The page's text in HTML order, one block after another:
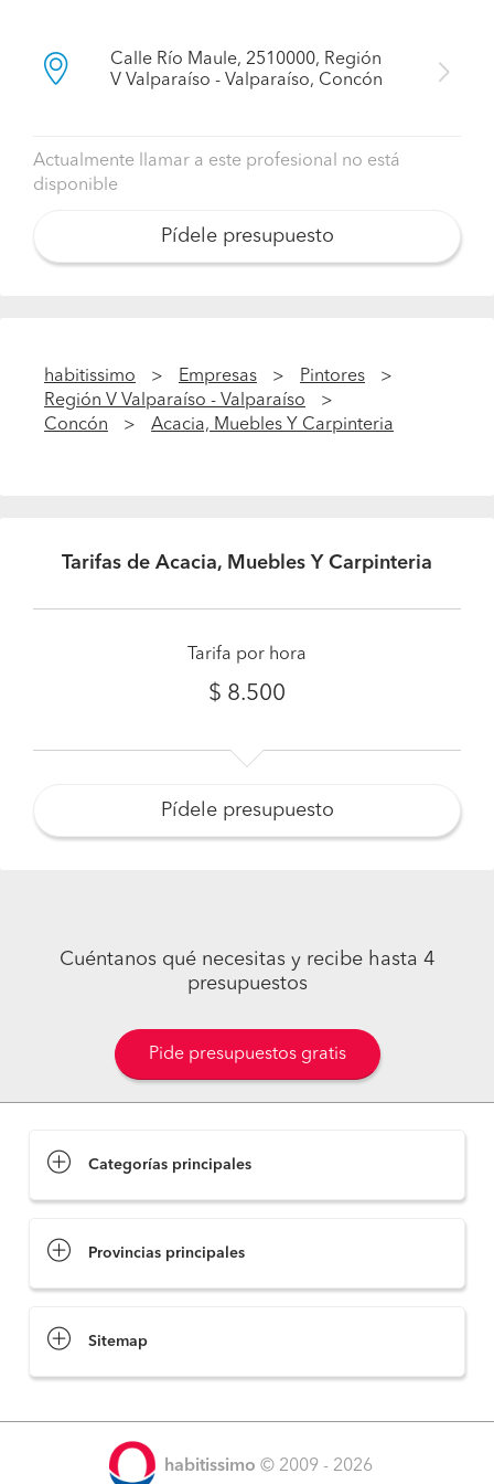
¿Qué formas de pago aceptan? ¿Ofrecen
facilidades en la forma de pago?
Calle Río Maule, 2510000, Región
V Valparaíso - Valparaíso, Concón
Actualmente llamar a este profesional no está
disponible
Pídele presupuesto
habitissimo Empresas
Pintores
Región V Valparaíso - Valparaíso
Concón
Acacia, Muebles Y Carpinteria
Tarifas de Acacia, Muebles Y Carpinteria
Tarifa por hora
$ 8.500
Pídele presupuesto
Cuéntanos qué necesitas y recibe hasta 4
presupuestos
Pide presupuestos gratis
Categorías principales
Provincias principales
Sitemap
habitissimo © 2009 - 2026